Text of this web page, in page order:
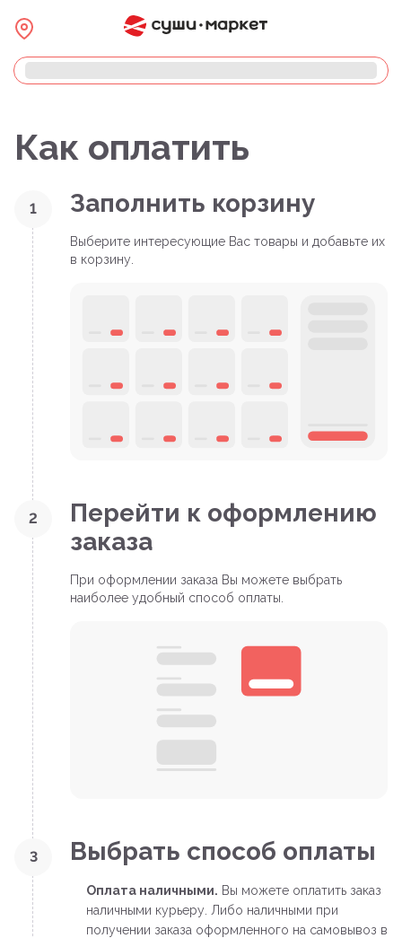
Как оплатить
1 Заполнить корзину
Выберите интересующие Вас товары и добавьте их
в корзину.
2
Перейти к оформлению
заказа
При оформлении заказа Вы можете выбрать
наиболее удобный способ оплаты.
3 Выбрать способ оплаты
Оплата наличными. Вы можете оплатить заказ
наличными курьеру. Либо наличными при
получении заказа оформленного на самовывоз в